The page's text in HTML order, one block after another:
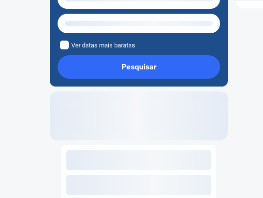
Ver datas mais baratas
Pesquisar